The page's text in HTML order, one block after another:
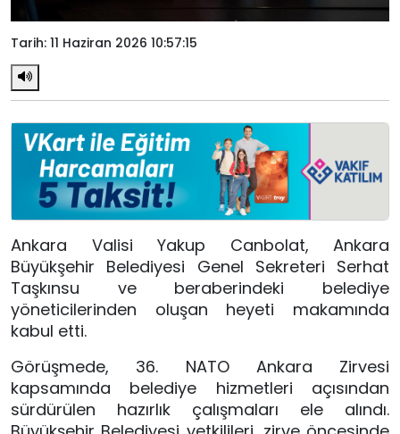
Tarih: 11 Haziran 2026 10:57:15
Ankara Valisi Yakup Canbolat, Ankara
Büyükşehir Belediyesi Genel Sekreteri Serhat
Taşkınsu ve beraberindeki belediye
yöneticilerinden oluşan heyeti makamında
kabul etti.
Görüşmede, 36. NATO Ankara Zirvesi
kapsamında belediye hizmetleri açısından
sürdürülen hazırlık çalışmaları ele alındı.